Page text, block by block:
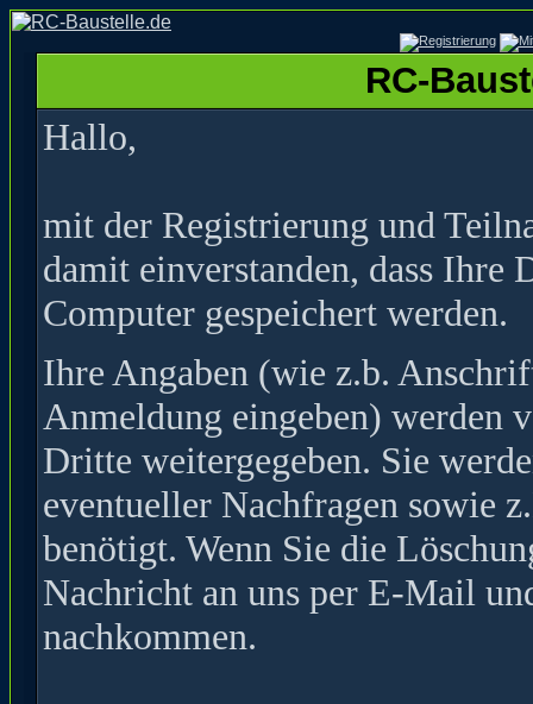
RC-
Hallo,
mit der Registrierung und
damit einverstanden, dass Ihre
Computer gespeichert werden.
Ihre Angaben (wie z.b.
Anmeldung eingeben) werden
Dritte weitergegeben. Sie
eventueller Nachfragen sowie
benötigt. Wenn Sie die
Nachricht an uns per E-Mail
nachkommen.